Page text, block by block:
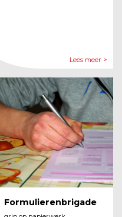
Lees meer >
Formulierenbrigade